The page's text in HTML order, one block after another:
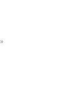
»